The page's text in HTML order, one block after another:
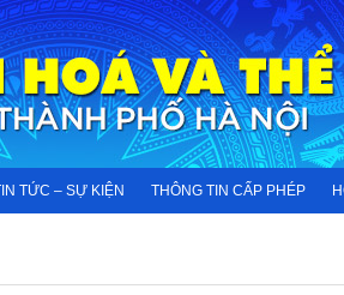
TỨC – SỰ KIỆN THÔNG TIN CẤP PHÉP